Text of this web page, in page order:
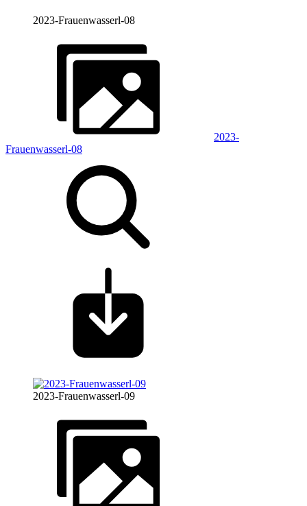
2023-Frauenwasserl-08
2023-
Frauenwasserl-08
2023-Frauenwasserl-09